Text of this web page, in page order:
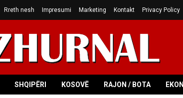
Rreth nesh Impresumi Marketing Kontakt Privacy Policy
SHQIPËRI KOSOVË RAJON / BOTA